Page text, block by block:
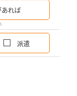
れば
派遣